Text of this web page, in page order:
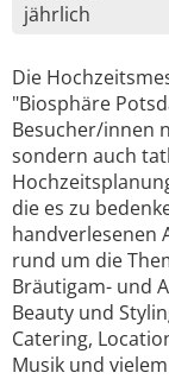
jährlich
Die
"Biosphäre
Besucher/innen
sondern auch
die es zu
handverlesenen
rund um die
Bräutigam- und
Beauty und
Catering,
Musik und